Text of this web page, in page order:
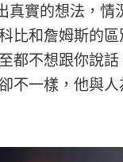
真實的想法，情
比和詹姆斯的
都不想跟你說
不一樣，他與